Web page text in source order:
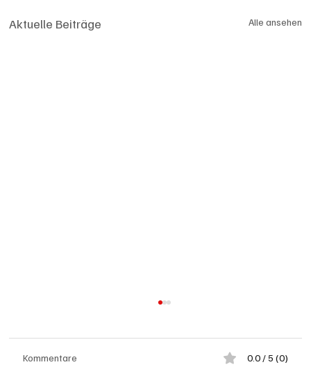
Aktuelle Beiträge Alle ansehen
Kommentare 0.0 / 5 (0)